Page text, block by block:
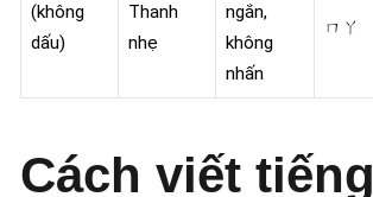
(không
dấu)
Thanh
nhẹ
ngắn,
không
nhấn
ㄇㄚ
Cách viết tiếng